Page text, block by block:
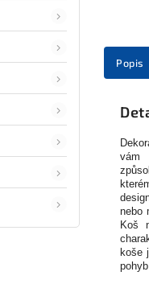
Popis
vám
nebo
Koš
koše